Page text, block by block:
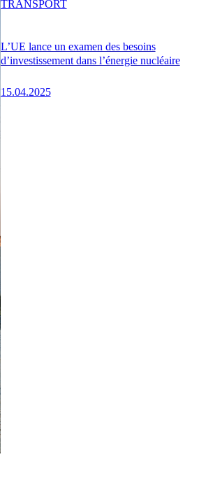
L’UE lance un examen des besoins
d’investissement dans l’énergie nucléaire
15.04.2025
TRANSPORT